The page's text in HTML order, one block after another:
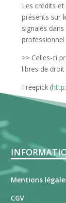
Les crédits
présents sur
signalés dans
>> Celles-ci
libres de
Freepick (
Mentions
CGV